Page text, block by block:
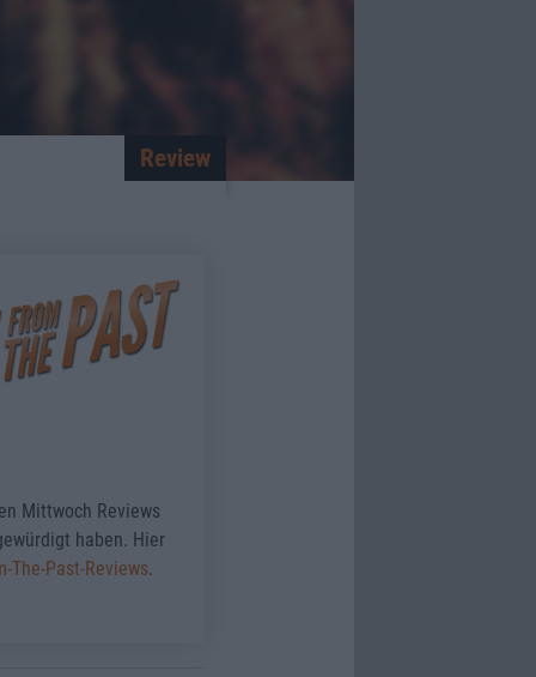
Review
Mittwoch Reviews
haben. Hier
The-Past-Reviews.